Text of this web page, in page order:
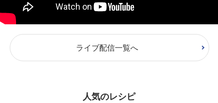
ライブ配信一覧へ
人気のレシピ